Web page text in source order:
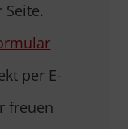
per E-
freuen